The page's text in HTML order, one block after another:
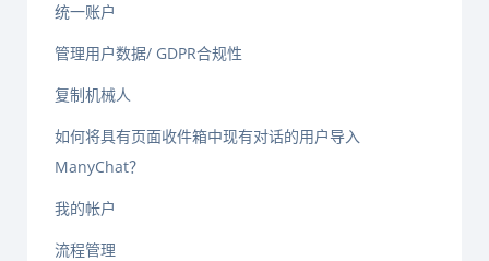
统一账户
管理用户数据/ GDPR合规性
复制机械人
如何将具有页面收件箱中现有对话的用户导入
ManyChat？
我的帐户
流程管理